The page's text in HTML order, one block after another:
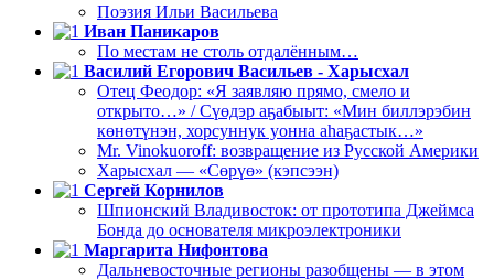
Поэзия Ильи Васильева
Иван Паникаров
По местам не столь отдалённым…
Василий Егорович Васильев - Харысхал
Отец Феодор: «Я заявляю прямо, смело и
открыто…» / Сүөдэр аҕабыыт: «Мин биллэрэбин
көнөтүнэн, хорсуннук уонна аһаҕастык…»
Mr. Vinokuoroff: возвращение из Русской Америки
Харысхал — «Сөрүө» (кэпсээн)
Сергей Корнилов
Шпионский Владивосток: от прототипа Джеймса
Бонда до основателя микроэлектроники
Маргарита Нифонтова
Дальневосточные регионы разобщены — в этом